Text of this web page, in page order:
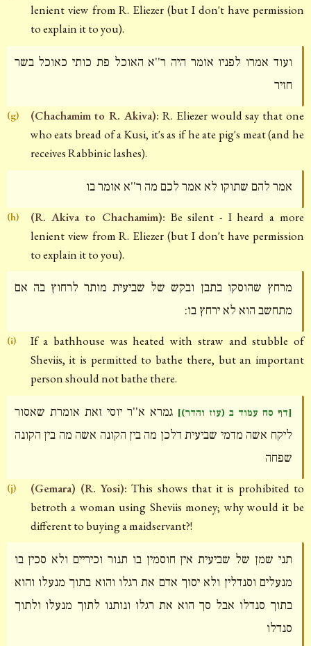
lenient view from R. Eliezer (but I don't have permission
to explain it to you).
ועוד אמרו לפניו אומר היה ר''א האוכל פת כותי כאוכל בשר
חזיר
(g) (Chachamim to R. Akiva): R. Eliezer would say that one
who eats bread of a Kusi, it's as if he ate pig's meat (and he
receives Rabbinic lashes).
אמר להם שתוקו לא אמר לכם מה ר''א אומר בו
(h) (R. Akiva to Chachamim): Be silent - I heard a more
lenient view from R. Eliezer (but I don't have permission
to explain it to you).
מרחץ שהוסקו בתבן ובקש של שביעית מותר לרחוץ בה אם
מתחשב הוא לא ירחץ בו:
(i)
If a bathhouse was heated with straw and stubble of
Sheviis, it is permitted to bathe there, but an important
person should not bathe there.
[דף סח עמוד ב (עוז והדר)] גמרא א''ר יוסי זאת אומרת שאסור
ליקח אשה מדמי שביעית דלכן מה בין הקונה אשה מה בין הקונה
שפחה
(j) (Gemara) (R. Yosi): This shows that it is prohibited to
betroth a woman using Sheviis money; why would it be
different to buying a maidservant?!
תני שמן של שביעית אין חוסמין בו תנור וכיריים ולא סכין בו
מנעלים וסנדלין ולא יסוך אדם את רגלו והוא בתוך מנעלו והוא
בתוך סנדלו אבל סך הוא את רגלו ונותנו לתוך מנעלו ולתוך
סנדלו